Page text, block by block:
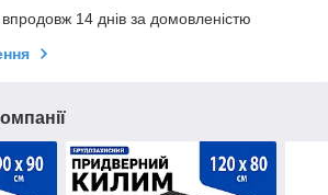
14 днів за домовленістю